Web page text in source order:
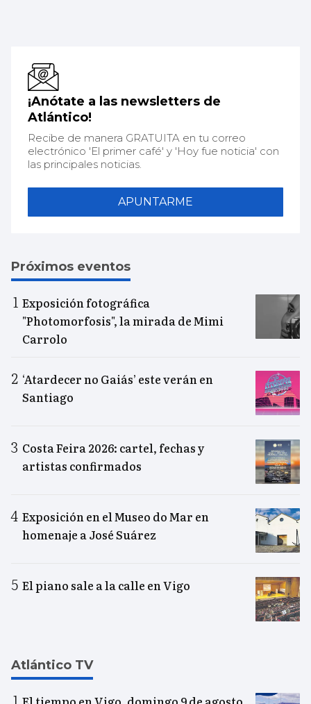
¡Anótate a las newsletters de
Atlántico!
Recibe de manera GRATUITA en tu correo
electrónico 'El primer café' y 'Hoy fue noticia' con
las principales noticias.
APUNTARME
Próximos eventos
Exposición fotográfica
"Photomorfosis", la mirada de Mimi
Carrolo
‘Atardecer no Gaiás’ este verán en
Santiago
Costa Feira 2026: cartel, fechas y
artistas confirmados
Exposición en el Museo do Mar en
homenaje a José Suárez
El piano sale a la calle en Vigo
Atlántico TV